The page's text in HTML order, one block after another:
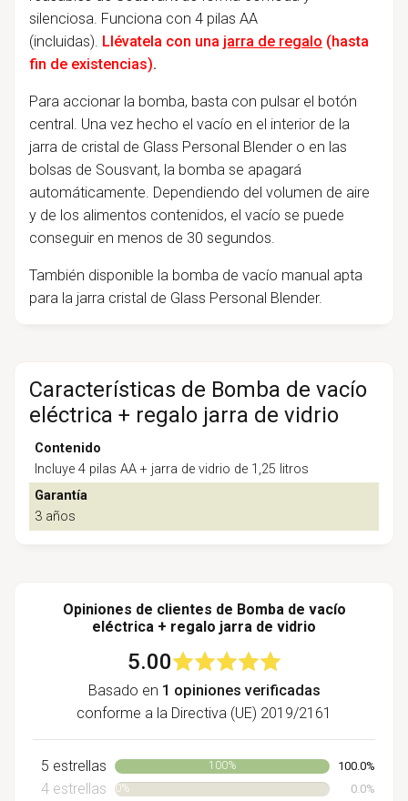
silenciosa. Funciona con 4 pilas AA
(incluidas). Llévatela con una jarra de regalo (hasta
fin de existencias).
Para accionar la bomba, basta con pulsar el botón
central. Una vez hecho el vacío en el interior de la
jarra de cristal de Glass Personal Blender o en las
bolsas de Sousvant, la bomba se apagará
automáticamente. Dependiendo del volumen de aire
y de los alimentos contenidos, el vacío se puede
conseguir en menos de 30 segundos.
También disponible la bomba de vacío manual apta
para la jarra cristal de Glass Personal Blender.
Características de Bomba de vacío
eléctrica + regalo jarra de vidrio
Contenido
Incluye 4 pilas AA + jarra de vidrio de 1,25 litros
Garantía
3 años
Opiniones de clientes de Bomba de vacío
eléctrica + regalo jarra de vidrio
5.00
Basado en 1 opiniones verificadas
conforme a la Directiva (UE) 2019/2161
5 estrellas 100% 100.0%
4 estrellas 0% 0.0%